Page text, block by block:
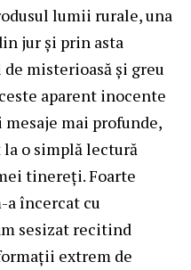
lumii rurale, una
jur și prin asta
misterioasă și greu
aparent inocente
mesaje mai profunde,
o simplă lectură
tinereți. Foarte
a încercat cu
sesizat recitind
extrem de